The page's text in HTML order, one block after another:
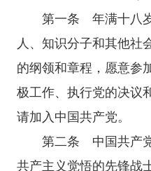
第一条 年满十八
人、知识分子和其他社
的纲领和章程，愿意参
极工作、执行党的决议
请加入中国共产党。
第二条 中国共产
共产主义觉悟的先锋战